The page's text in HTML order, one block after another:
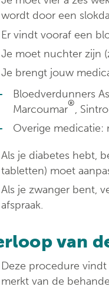
wordt door een
Er vindt vooraf een
Je moet nuchter zijn
Je brengt jouw
Bloedverdunners
Marcoumar®,
Overige medicatie:
Als je diabetes hebt,
tabletten) moet
Als je zwanger bent,
afspraak.
van
Deze procedure
merkt van de